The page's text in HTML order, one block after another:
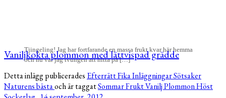
Tjingeling! Jag har fortfarande en massa frukt kvar här hemma
och nu var jag tvungen att hitta på […]
Vaniljkokta plommon med lättvispad grädde
Detta inlägg publicerades EfterrättFikaInläggningarSötsaker
Naturens bästaoch är taggatSommarFruktVaniljPlommonHöst